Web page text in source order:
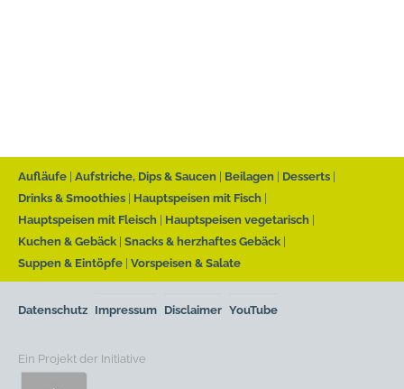
Aufläufe Aufstriche, Dips & Saucen Beilagen
Desserts
Drinks & Smoothies
Hauptspeisen mit Fisch
Hauptspeisen mit Fleisch
Hauptspeisen vegetarisch
Kuchen & Gebäck Snacks & herzhaftes Gebäck
Suppen & Eintöpfe Vorspeisen & Salate
Datenschutz Impressum Disclaimer YouTube
Ein Projekt der Initiative